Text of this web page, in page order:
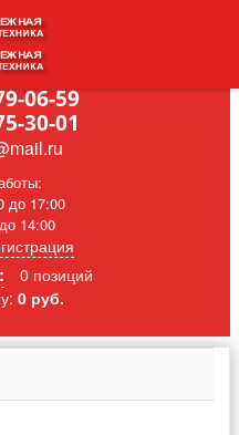
06-59
30-01
до 17:00
14:00
0 позиций
0 руб.